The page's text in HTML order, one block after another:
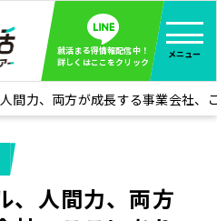
就活まる得情報配信中！
詳しくはここをクリック
メニュー
全て見る
捜部
側を徹底調査！
動レポ 全て見る
間力、両方が成長する事業会社、
、人間力、両方